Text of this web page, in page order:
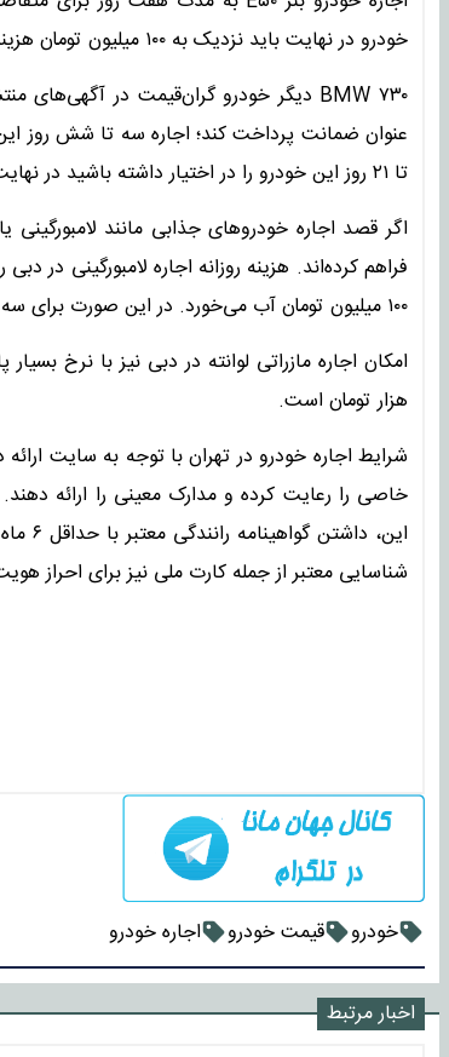
خودرو در نهایت باید نزدیک به ۱۰۰ میلیون تومان هزینه کند.
تا ۲۱ روز این خودرو را در اختیار داشته باشید در نهایت باید بیش از ۳۳۰ میلیون تومان هزینه کنید.
اگر قصد اجاره خودروهای جذابی مانند
۱۰۰ میلیون تومان آب می‌خورد. در این صورت برای سه روز اجاره این خودرو لاکچری باید ۲۸۰ میلیون و ۸۶۰ میلیون تومان خرج کنید.
هزار تومان است.
شرایط اجاره خودرو در تهران با توجه به سایت
شناسایی معتبر از جمله کارت ملی نیز برای احراز
خودرو قیمت خودرو اجاره خودرو
اخبار مرتبط